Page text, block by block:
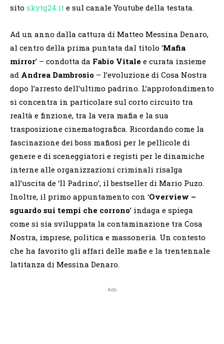
sito skytg24.it e sul canale Youtube della testata.
Ad un anno dalla cattura di Matteo Messina Denaro,
al centro della prima puntata dal titolo ‘Mafia
mirror’ – condotta da Fabio Vitale e curata insieme
ad Andrea Dambrosio – l’evoluzione di Cosa Nostra
dopo l’arresto dell’ultimo padrino. L’approfondimento
si concentra in particolare sul corto circuito tra
realtà e finzione, tra la vera mafia e la sua
trasposizione cinematografica. Ricordando come la
fascinazione dei boss mafiosi per le pellicole di
genere e di sceneggiatori e registi per le dinamiche
interne alle organizzazioni criminali risalga
all’uscita de ‘Il Padrino’, il bestseller di Mario Puzo.
Inoltre, il primo appuntamento con ‘Overview –
sguardo sui tempi che corrono’ indaga e spiega
come si sia sviluppata la contaminazione tra Cosa
Nostra, imprese, politica e massoneria. Un contesto
che ha favorito gli affari delle mafie e la trentennale
latitanza di Messina Denaro.
Ads